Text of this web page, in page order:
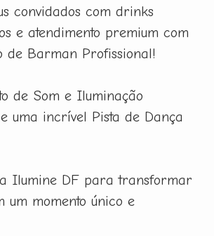
convidados com drinks
e atendimento premium com
de Barman Profissional!
de Som e Iluminação
uma incrível Pista de Dança
Ilumine DF para transformar
um momento único e